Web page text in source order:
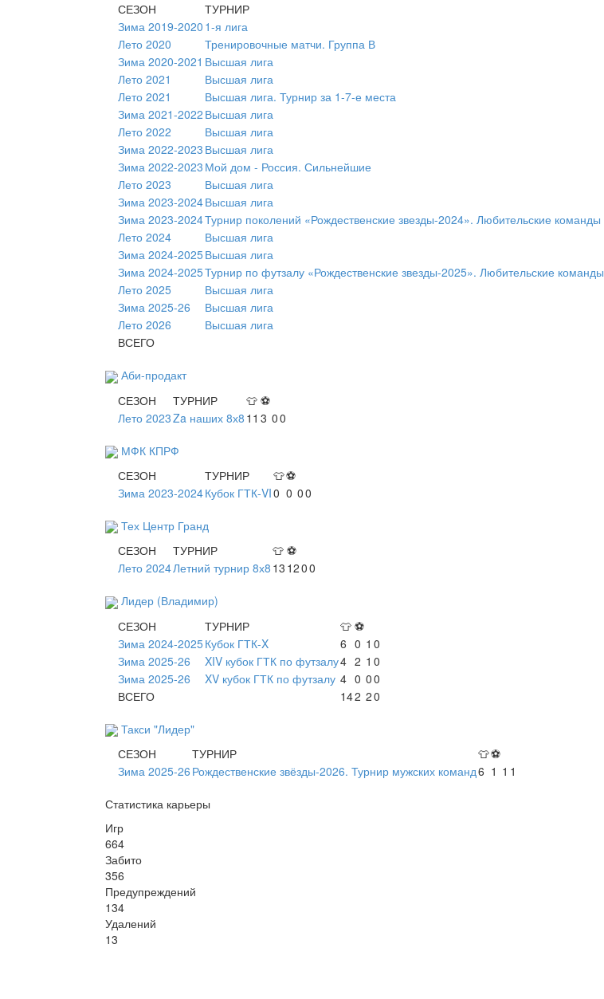
СЕЗОН
ТУРНИР
Зима 2019-2020 1-я лига
Лето 2020
Тренировочные матчи. Группа В
Зима 2020-2021 Высшая лига
Лето 2021
Высшая лига
Лето 2021
Высшая лига. Турнир за 1-7-е места
Зима 2021-2022 Высшая лига
Лето 2022
Высшая лига
Зима 2022-2023 Высшая лига
Зима 2022-2023 Мой дом - Россия. Сильнейшие
Лето 2023
Высшая лига
Зима 2023-2024Высшая лига
Зима 2023-2024Турнир поколений «Рождественские звезды-2024». Любительские команды
Лето 2024
Высшая лига
Зима 2024-2025Высшая лига
Зима 2024-2025Турнир по футзалу «Рождественские звезды-2025». Любительские команды
Лето 2025
Высшая лига
Зима 2025-26
Высшая лига
Лето 2026
Высшая лига
ВСЕГО
Аби-продакт
СЕЗОН
ТУРНИР 👕 ⚽
Лето 2023Za наших 8х8 11 3 00
МФК КПРФ
СЕЗОН
ТУРНИР 👕⚽
Зима 2023-2024Кубок ГТК-VI0 0 00
Тех Центр Гранд
СЕЗОН
ТУРНИР 👕 ⚽
Лето 2024Летний турнир 8х8 13 1200
Лидер (Владимир)
СЕЗОН
ТУРНИР 👕 ⚽
Зима 2024-2025Кубок ГТК-X 6 0 1 0
Зима 2025-26
XIV кубок ГТК по футзалу4 2 1 0
Зима 2025-26
XV кубок ГТК по футзалу 4 0 00
ВСЕГО
142 20
Такси "Лидер"
СЕЗОН
ТУРНИР 👕⚽
Зима 2025-26 Рождественские звёзды-2026. Турнир мужских команд6 1 1 1
Статистика карьеры
Игр
664
Забито
356
Предупреждений
134
Удалений
13